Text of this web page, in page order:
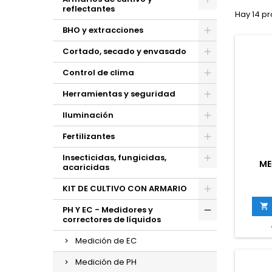
reflectantes
BHO y extracciones
Cortado, secado y envasado
Control de clima
Herramientas y seguridad
Iluminación
Fertilizantes
Insecticidas, fungicidas,
acaricidas
KIT DE CULTIVO CON ARMARIO
PH Y EC - Medidores y
correctores de líquidos
Medición de EC
Medición de PH
Hay 14
